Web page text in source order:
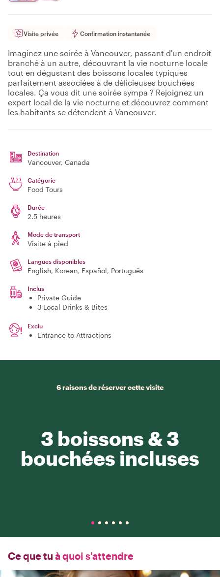
Visite privée Confirmation instantanée
Imaginez une soirée à Vancouver, passant d'un endroit
branché à un autre, découvrant la vie nocturne locale
tout en dégustant des boissons locales typiques
parfaitement associées à de délicieuses bouchées
locales. Ça vous dit une soirée sympa ? Rejoignez un
expert local de la vie nocturne et découvrez comment
les habitants se détendent à Vancouver.
Destination
Vancouver, Canada
Catégorie
Food Tours
Durée
2.5 heures
Mode de transport
Visite à pied
Langues disponibles
English, Korean, Español, Português
Inclus
Private Guide
3 Local Drinks & Bites
Exclu
Entrance to Attractions
6 raisons de réserver cette visite
3 boissons & 3
bouchées incluses
Ce que tu à quoi s'attendre